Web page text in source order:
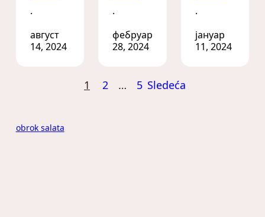
·
август
14, 2024
·
фебруар
28, 2024
·
јануар
11, 2024
1 2 … 5 Sledeća
obrok salata